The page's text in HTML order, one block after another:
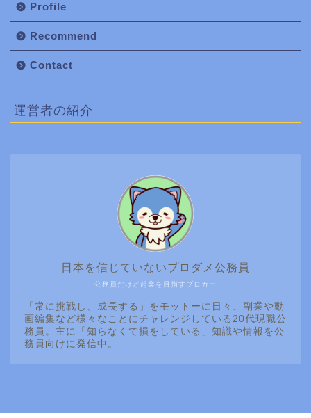
Profile
Recommend
Contact
運営者の紹介
公務員だけど起業を目指すブロガー
日本を信じていないプロダメ公務員
「常に挑戦し、成長する」をモットーに日々、副業や動
画編集など様々なことにチャレンジしている20代現職公
務員。主に「知らなくて損をしている」知識や情報を公
務員向けに発信中。